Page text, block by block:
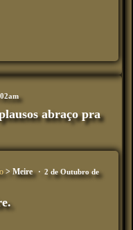
abraço pra
> Meire
2 de Outubro de